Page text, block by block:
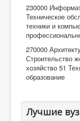
230000
Техническое
техники и
270000
Строительство
хозяйство 51
образование
Лучшие